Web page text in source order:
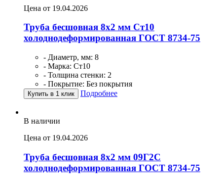
Цена от 19.04.2026
Труба бесшовная 8х2 мм Ст10
холоднодеформированная ГОСТ 8734-75
- Диаметр, мм: 8
- Марка: Ст10
- Толщина стенки: 2
- Покрытие: Без покрытия
Купить в 1 клик Подробнее
В наличии
Цена от 19.04.2026
Труба бесшовная 8х2 мм 09Г2С
холоднодеформированная ГОСТ 8734-75